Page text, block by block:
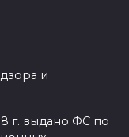
и
г. выдано ФС по